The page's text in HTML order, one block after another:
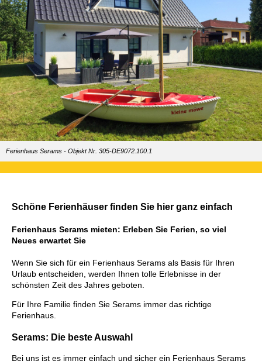
Ferienhaus Serams - Objekt Nr. 305-DE9072.100.1
Schöne Ferienhäuser finden Sie hier ganz einfach
Ferienhaus Serams mieten: Erleben Sie Ferien, so viel
Neues erwartet Sie
Wenn Sie sich für ein Ferienhaus Serams als Basis für Ihren
Urlaub entscheiden, werden Ihnen tolle Erlebnisse in der
schönsten Zeit des Jahres geboten.
Für Ihre Familie finden Sie Serams immer das richtige
Ferienhaus.
Serams: Die beste Auswahl
Bei uns ist es immer einfach und sicher ein Ferienhaus Serams